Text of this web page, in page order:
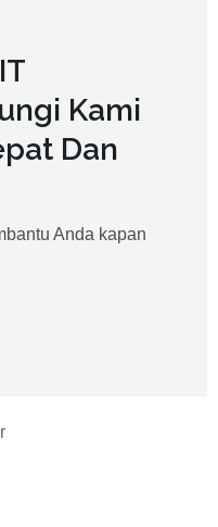
Kami
Dan
Anda kapan